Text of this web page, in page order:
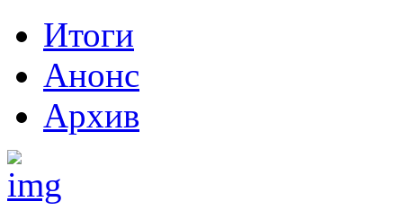
Итоги
Анонс
Архив